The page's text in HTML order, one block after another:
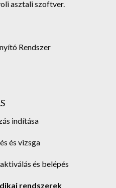
asztali szoftver.
Rendszer
indítása
és vizsga
és belépés
rendszerek